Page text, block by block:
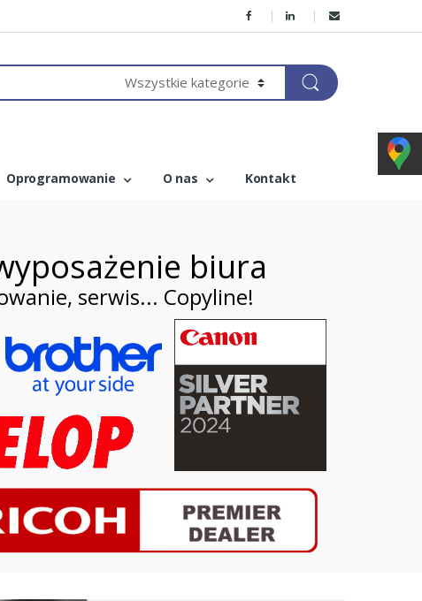
Oprogramowanie O nas Kontakt
biura
serwis... Copyline!